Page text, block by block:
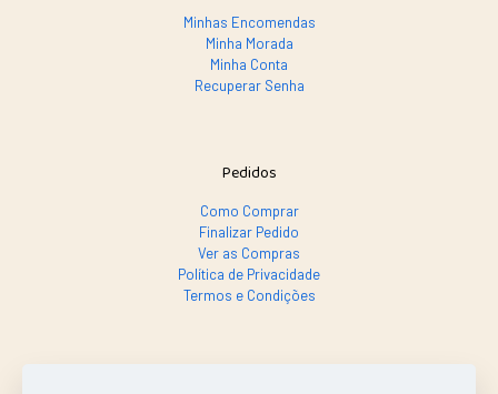
Minhas Encomendas
Minha Morada
Minha Conta
Recuperar Senha
Pedidos
Como Comprar
Finalizar Pedido
Ver as Compras
Política de Privacidade
Termos e Condições